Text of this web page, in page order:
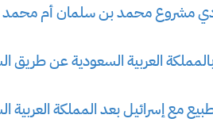
مشروع محمد بن سلمان أم محمد
العربية السعودية عن طريق
مع إسرائيل بعد المملكة العربية